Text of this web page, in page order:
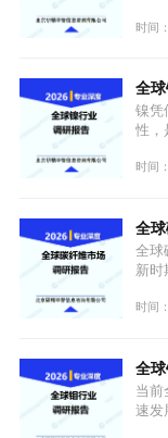
型，
特点
具备
时间
全
镍凭
性，
用价
型为
资源
迭代
时间
全
全球
新时
持续
体规
大独
时间
全
当前
速发